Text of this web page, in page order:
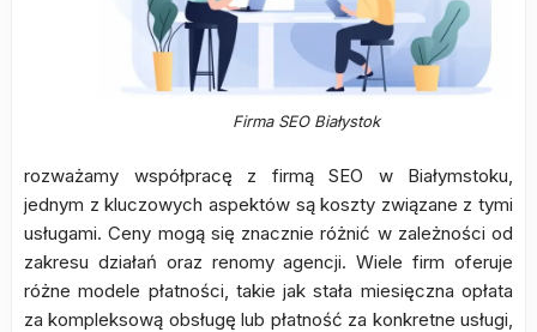
Firma SEO Białystok
rozważamy współpracę z firmą SEO w Białymstoku,
jednym z kluczowych aspektów są koszty związane z tymi
usługami. Ceny mogą się znacznie różnić w zależności od
zakresu działań oraz renomy agencji. Wiele firm oferuje
różne modele płatności, takie jak stała miesięczna opłata
za kompleksową obsługę lub płatność za konkretne usługi,